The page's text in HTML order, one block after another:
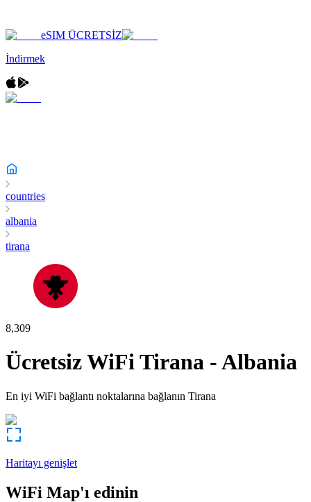
eSIM ÜCRETSİZ
İndirmek
countries
albania
tirana
8,309
Ücretsiz WiFiTirana -Albania
En iyi WiFi bağlantı noktalarına bağlanın Tirana
Haritayı genişlet
WiFi Map'ı edinin